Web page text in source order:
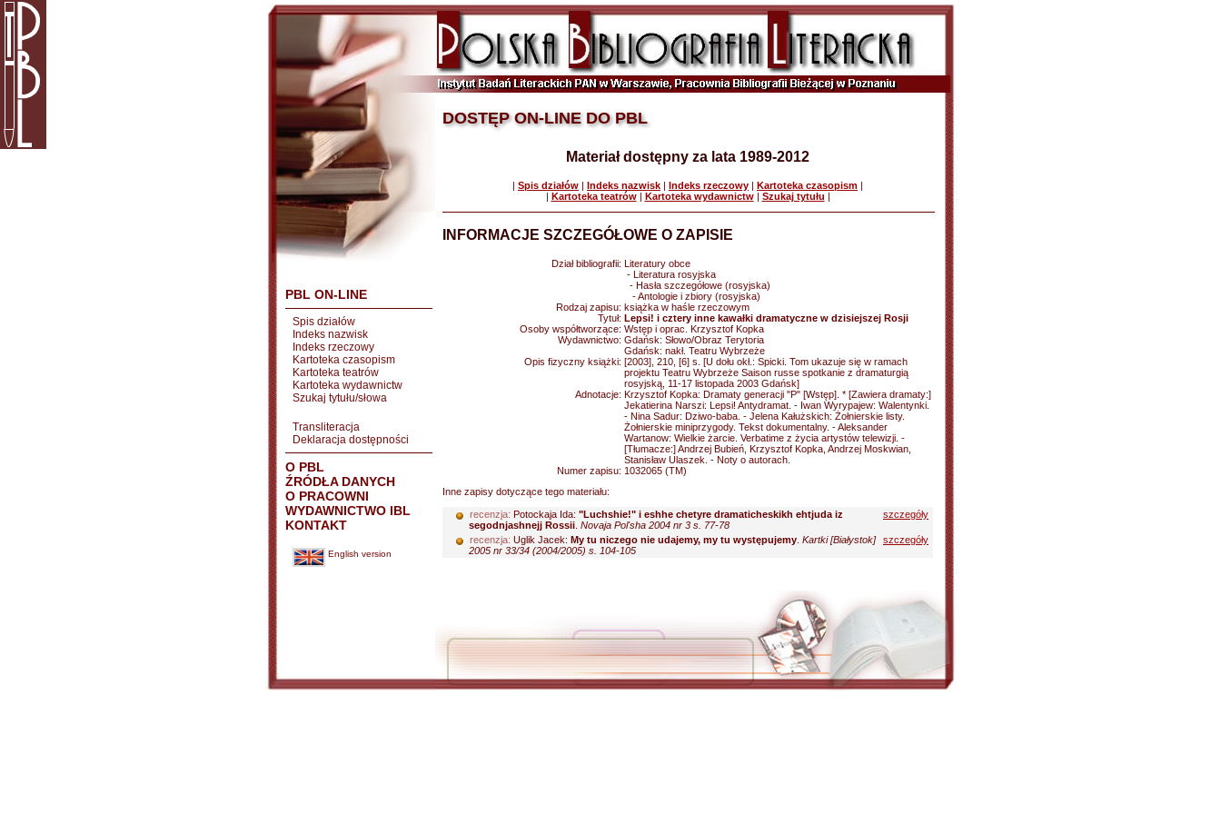
PBL ON-LINE
Spis działów
Indeks nazwisk
Indeks rzeczowy
Kartoteka czasopism
Kartoteka teatrów
Kartoteka wydawnictw
Szukaj tytułu/słowa
Transliteracja
Deklaracja dostępności
O PBL
ŹRÓDŁA DANYCH
O PRACOWNI
WYDAWNICTWO IBL
KONTAKT
English version
DOSTĘP ON-LINE DO PBL
Materiał dostępny za lata 1989-2012
| Spis działów | Indeks nazwisk | Indeks rzeczowy | Kartoteka czasopism |
| Kartoteka teatrów| Kartoteka wydawnictw| Szukaj tytułu |
INFORMACJE SZCZEGÓŁOWE O ZAPISIE
Dział bibliografii: Literatury obce
- Literatura rosyjska
- Hasła szczegółowe (rosyjska)
- Antologie i zbiory (rosyjska)
Rodzaj zapisu: książka w haśle rzeczowym
Tytuł: Lepsi! i cztery inne kawałki dramatyczne w dzisiejszej Rosji
Osoby współtworzące: Wstęp i oprac. Krzysztof Kopka
Wydawnictwo: Gdańsk: Słowo/Obraz Terytoria
Gdańsk: nakł. Teatru Wybrzeże
Opis fizyczny książki: [2003], 210, [6] s. [U dołu okł.: Spicki. Tom ukazuje się w ramach
projektu Teatru Wybrzeże Saison russe spotkanie z dramaturgią
rosyjską, 11-17 listopada 2003 Gdańsk]
Adnotacje: Krzysztof Kopka: Dramaty generacji "P" [Wstęp]. * [Zawiera dramaty:]
Jekatierina Narszi: Lepsi! Antydramat. - Iwan Wyrypajew: Walentynki.
- Nina Sadur: Dziwo-baba. - Jelena Kałużskich: Żołnierskie listy.
Żołnierskie miniprzygody. Tekst dokumentalny. - Aleksander
Wartanow: Wielkie żarcie. Verbatime z życia artystów telewizji. -
[Tłumacze:] Andrzej Bubień, Krzysztof Kopka, Andrzej Moskwian,
Stanisław Ulaszek. - Noty o autorach.
Numer zapisu: 1032065 (TM)
Inne zapisy dotyczące tego materiału:
recenzja: Potockaja Ida: "Luchshie!" i eshhe chetyre dramaticheskikh ehtjuda iz
segodnjashnejj Rossii Novaja Pol'sha 2004 nr 3 s. 77-78
szczegóły
recenzja: Uglik Jacek: My tu niczego nie udajemy, my tu występujemy Kartki [Białystok]
2005 nr 33/34 (2004/2005) s. 104-105
szczegóły